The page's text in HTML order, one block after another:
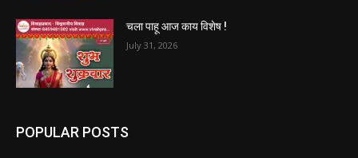
चला पाहू आज काय विशेष !
July 31, 2026
POPULAR POSTS